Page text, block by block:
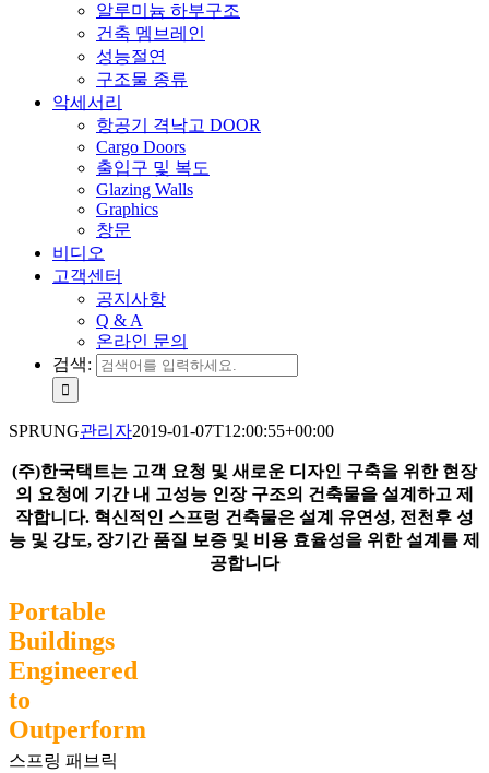
알루미늄 하부구조
건축 멤브레인
성능절연
구조물 종류
악세서리
항공기 격낙고 DOOR
Cargo Doors
출입구 및 복도
Glazing Walls
Graphics
창문
비디오
고객센터
공지사항
Q & A
온라인 문의
검색:
SPRUNG관리자2019-01-07T12:00:55+00:00
(주)한국택트는 고객 요청 및 새로운 디자인 구축을 위한 현장
의 요청에 기간 내 고성능 인장 구조의 건축물을 설계하고 제
작합니다. 혁신적인 스프렁 건축물은 설계 유연성, 전천후 성
능 및 강도, 장기간 품질 보증 및 비용 효율성을 위한 설계를 제
공합니다
Portable
Buildings
Engineered
to
Outperform
스프링 패브릭